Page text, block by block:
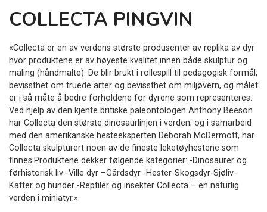
COLLECTA PINGVIN
«Collecta er en av verdens største produsenter av replika av dyr
hvor produktene er av høyeste kvalitet innen både skulptur og
maling (håndmalte). De blir brukt i rollespill til pedagogisk formål,
bevissthet om truede arter og bevissthet om miljøvern, og målet
er i så måte å bedre forholdene for dyrene som representeres.
Ved hjelp av den kjente britiske paleontologen Anthony Beeson
har Collecta den største dinosaurlinjen i verden; og i samarbeid
med den amerikanske hesteeksperten Deborah McDermott, har
Collecta skulpturert noen av de fineste leketøyhestene som
finnes.Produktene dekker følgende kategorier: -Dinosaurer og
førhistorisk liv -Ville dyr –Gårdsdyr -Hester-Skogsdyr-Sjøliv-
Katter og hunder -Reptiler og insekter Collecta – en naturlig
verden i miniatyr.»